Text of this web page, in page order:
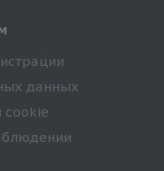
данных
cookie